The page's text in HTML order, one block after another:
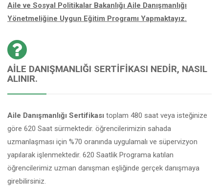
Aile ve Sosyal Politikalar Bakanlığı Aile Danışmanlığı
Yönetmeliğine Uygun Eğitim Programı Yapmaktayız.
AILE DANIŞMANLIĞI SERTIFIKASI NEDIR, NASIL
ALINIR.
Aile Danışmanlığı Sertifikası toplam 480 saat veya isteğinize
göre 620 Saat sürmektedir. öğrencilerimizin sahada
uzmanlaşması için %70 oranında uygulamalı ve süpervizyon
yapılarak işlenmektedir. 620 Saatlik Programa katılan
öğrencilerimiz uzman danışman eşliğinde gerçek danışmaya
girebilirsiniz.